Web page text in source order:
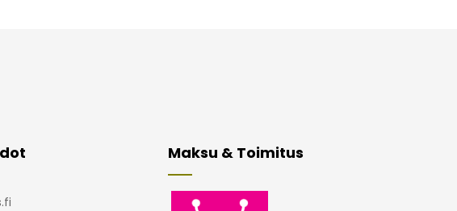
Maksu & Toimitus